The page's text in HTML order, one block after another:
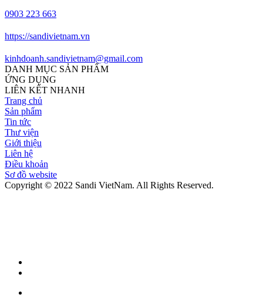
0903 223 663
https://sandivietnam.vn
kinhdoanh.sandivietnam@gmail.com
DANH MỤC SẢN PHẨM
ỨNG DỤNG
LIÊN KẾT NHANH
Trang chủ
Sản phẩm
Tin tức
Thư viện
Giới thiệu
Liên hệ
Điều khoản
Sơ đồ website
Copyright © 2022 Sandi VietNam. All Rights Reserved.